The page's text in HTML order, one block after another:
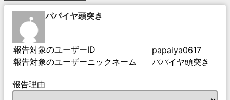
パパイヤ頭突き
報告対象のユーザーID
papaiya0617
報告対象のユーザーニックネーム
パパイヤ頭突き
報告理由